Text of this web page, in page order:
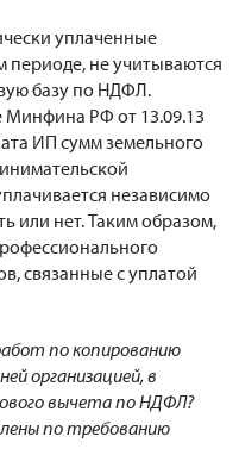
уплаченные
периоде, не учитываются
базу по НДФЛ.
Минфина РФ от 13.09.13
ИП сумм земельного
независимо
или нет. Таким образом,
связанные с уплатой
по копированию
организацией, в
вычета по НДФЛ?
по требованию